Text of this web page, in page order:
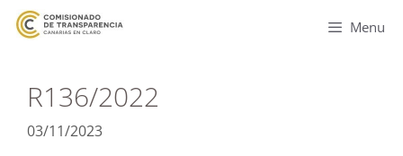
Menu
R136/2022
03/11/2023